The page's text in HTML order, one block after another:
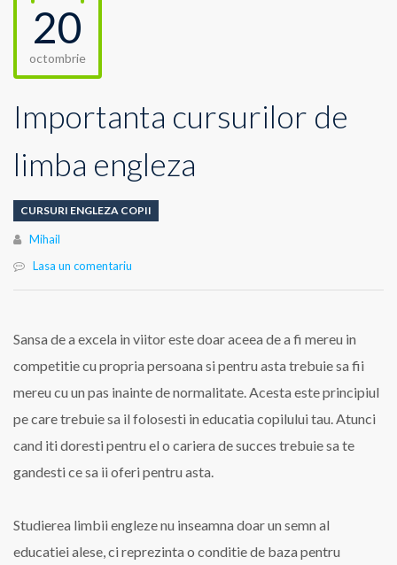
20
octombrie
Importanta cursurilor de
limba engleza
CURSURI ENGLEZA COPII
Author
Mihail
Lasa un comentariu
Sansa de a excela in viitor este doar aceea de a fi mereu in
competitie cu propria persoana si pentru asta trebuie sa fii
mereu cu un pas inainte de normalitate. Acesta este principiul
pe care trebuie sa il folosesti in educatia copilului tau. Atunci
cand iti doresti pentru el o cariera de succes trebuie sa te
gandesti ce sa ii oferi pentru asta.
Studierea limbii engleze nu inseamna doar un semn al
educatiei alese, ci reprezinta o conditie de baza pentru